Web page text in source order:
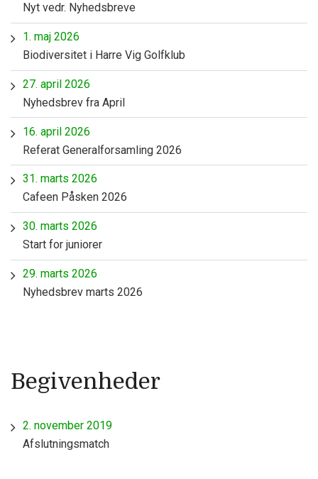
Nyt vedr. Nyhedsbreve
1. maj 2026
Biodiversitet i Harre Vig Golfklub
27. april 2026
Nyhedsbrev fra April
16. april 2026
Referat Generalforsamling 2026
31. marts 2026
Cafeen Påsken 2026
30. marts 2026
Start for juniorer
29. marts 2026
Nyhedsbrev marts 2026
Begivenheder
2. november 2019
Afslutningsmatch